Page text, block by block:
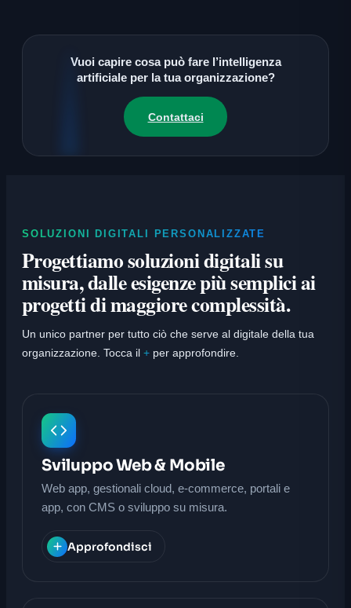
Vuoi capire cosa può fare l’intelligenza
artificiale per la tua organizzazione?
Contattaci
SOLUZIONI DIGITALI PERSONALIZZATE
Progettiamo soluzioni digitali su
misura, dalle esigenze più semplici ai
progetti di maggiore complessità.
Un unico partner per tutto ciò che serve al digitale della tua
organizzazione. Tocca il + per approfondire.
Sviluppo Web & Mobile
Web app, gestionali cloud, e-commerce, portali e
app, con CMS o sviluppo su misura.
Approfondisci